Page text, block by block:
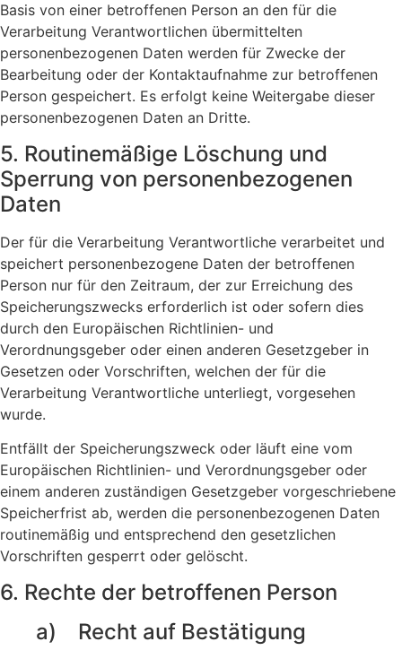
Basis von einer betroffenen Person an den für die
Verarbeitung Verantwortlichen übermittelten
personenbezogenen Daten werden für Zwecke der
Bearbeitung oder der Kontaktaufnahme zur betroffenen
Person gespeichert. Es erfolgt keine Weitergabe dieser
personenbezogenen Daten an Dritte.
5. Routinemäßige Löschung und
Sperrung von personenbezogenen
Daten
Der für die Verarbeitung Verantwortliche verarbeitet und
speichert personenbezogene Daten der betroffenen
Person nur für den Zeitraum, der zur Erreichung des
Speicherungszwecks erforderlich ist oder sofern dies
durch den Europäischen Richtlinien- und
Verordnungsgeber oder einen anderen Gesetzgeber in
Gesetzen oder Vorschriften, welchen der für die
Verarbeitung Verantwortliche unterliegt, vorgesehen
wurde.
Entfällt der Speicherungszweck oder läuft eine vom
Europäischen Richtlinien- und Verordnungsgeber oder
einem anderen zuständigen Gesetzgeber vorgeschriebene
Speicherfrist ab, werden die personenbezogenen Daten
routinemäßig und entsprechend den gesetzlichen
Vorschriften gesperrt oder gelöscht.
6. Rechte der betroffenen Person
a) Recht auf Bestätigung